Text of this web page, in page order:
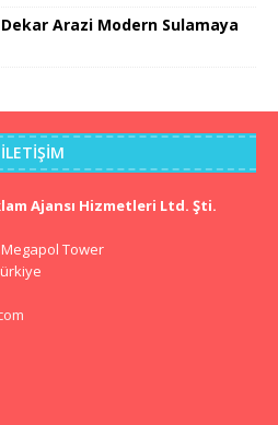
Dekar Arazi Modern Sulamaya
İLETIŞIM
Ajansı Hizmetleri Ltd. Şti.
Tower